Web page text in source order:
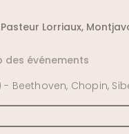
Lorriaux,
des événements
Beethoven, Chopin,